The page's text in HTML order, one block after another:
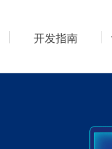
开发指南